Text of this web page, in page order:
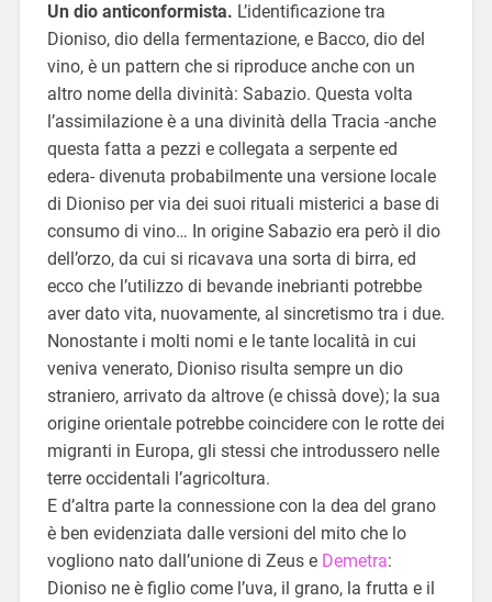
Un dio anticonformista. L’identificazione tra
Dioniso, dio della fermentazione, e Bacco, dio del
vino, è un pattern che si riproduce anche con un
altro nome della divinità: Sabazio. Questa volta
l’assimilazione è a una divinità della Tracia -anche
questa fatta a pezzi e collegata a serpente ed
edera- divenuta probabilmente una versione locale
di Dioniso per via dei suoi rituali misterici a base di
consumo di vino… In origine Sabazio era però il dio
dell’orzo, da cui si ricavava una sorta di birra, ed
ecco che l’utilizzo di bevande inebrianti potrebbe
aver dato vita, nuovamente, al sincretismo tra i due.
Nonostante i molti nomi e le tante località in cui
veniva venerato, Dioniso risulta sempre un dio
straniero, arrivato da altrove (e chissà dove); la sua
origine orientale potrebbe coincidere con le rotte dei
migranti in Europa, gli stessi che introdussero nelle
terre occidentali l’agricoltura.
E d’altra parte la connessione con la dea del grano
è ben evidenziata dalle versioni del mito che lo
vogliono nato dall’unione di Zeus e Demetra:
Dioniso ne è figlio come l’uva, il grano, la frutta e il